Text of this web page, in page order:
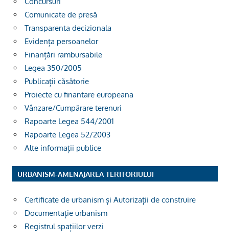
Comunicate de presă
Transparenta decizionala
Evidența persoanelor
Finanțări rambursabile
Legea 350/2005
Publicații căsătorie
Proiecte cu finantare europeana
Vânzare/Cumpărare terenuri
Rapoarte Legea 544/2001
Rapoarte Legea 52/2003
Alte informații publice
URBANISM-AMENAJAREA TERITORIULUI
Certificate de urbanism și Autorizații de construire
Documentație urbanism
Registrul spațiilor verzi